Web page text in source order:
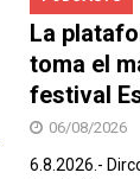
La
toma el
festival
06/08/2026
6.8.2026.-